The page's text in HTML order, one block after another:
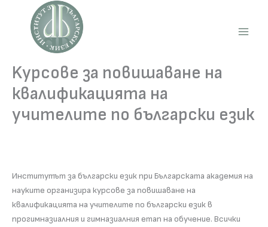
content
Kурсове за повишаване на
квалификацията на
учителите по български език
Институтът за български език при Българската академия на
науките организира курсове за повишаване на
квалификацията на учителите по български език в
прогимназиалния и гимназиалния етап на обучение. Всички